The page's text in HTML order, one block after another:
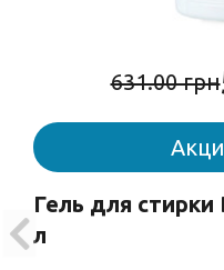
631.00 грн
Гель для стирки
л